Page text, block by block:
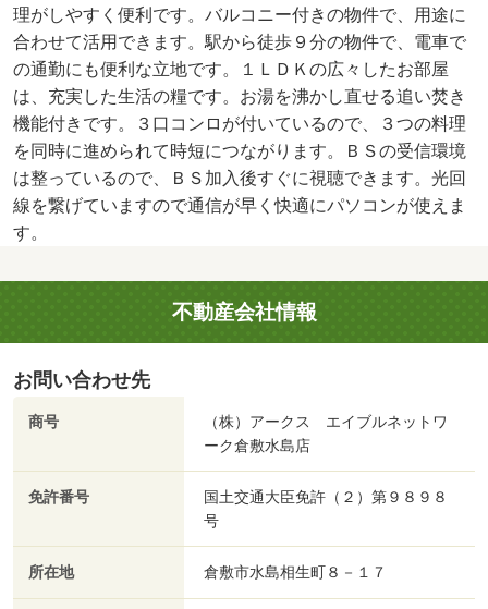
理がしやすく便利です。バルコニー付きの物件で、用途に
合わせて活用できます。駅から徒歩９分の物件で、電車で
の通勤にも便利な立地です。１ＬＤＫの広々したお部屋
は、充実した生活の糧です。お湯を沸かし直せる追い焚き
機能付きです。３口コンロが付いているので、３つの料理
を同時に進められて時短につながります。ＢＳの受信環境
は整っているので、ＢＳ加入後すぐに視聴できます。光回
線を繋げていますので通信が早く快適にパソコンが使えま
す。
不動産会社情報
お問い合わせ先
商号
（株）アークス エイブルネットワ
ーク倉敷水島店
免許番号
国土交通大臣免許（２）第９８９８
号
所在地 倉敷市水島相生町８－１７